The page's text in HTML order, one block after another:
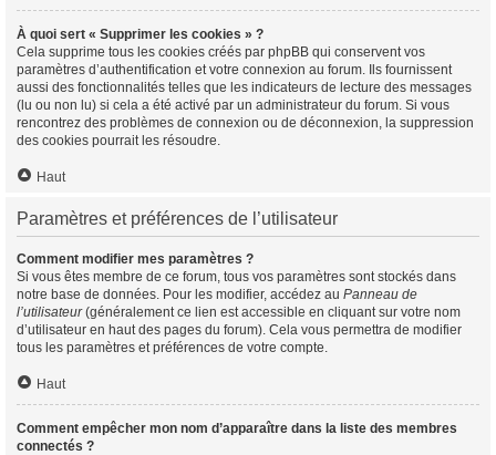
À quoi sert « Supprimer les cookies » ?
Cela supprime tous les cookies créés par phpBB qui conservent vos
paramètres d’authentification et votre connexion au forum. Ils fournissent
aussi des fonctionnalités telles que les indicateurs de lecture des messages
(lu ou non lu) si cela a été activé par un administrateur du forum. Si vous
rencontrez des problèmes de connexion ou de déconnexion, la suppression
des cookies pourrait les résoudre.
Haut
Paramètres et préférences de l’utilisateur
Comment modifier mes paramètres ?
Si vous êtes membre de ce forum, tous vos paramètres sont stockés dans
notre base de données. Pour les modifier, accédez au Panneau de
l’utilisateur(généralement ce lien est accessible en cliquant sur votre nom
d’utilisateur en haut des pages du forum). Cela vous permettra de modifier
tous les paramètres et préférences de votre compte.
Haut
Comment empêcher mon nom d’apparaître dans la liste des membres
connectés ?